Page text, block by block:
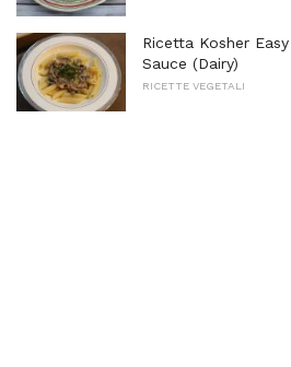
Ricetta Kosher
Sauce (Dairy)
RICETTE VEGETALI